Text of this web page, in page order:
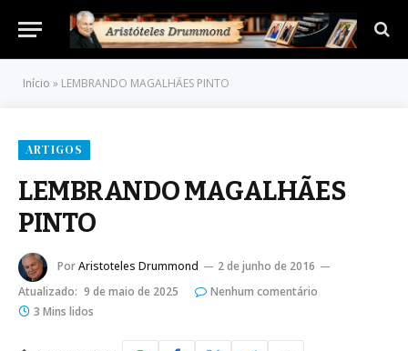
Início » LEMBRANDO MAGALHÃES PINTO
ARTIGOS
LEMBRANDO MAGALHÃES
PINTO
PorAristoteles Drummond
2 de junho de 2016
Atualizado: 9 de maio de 2025
Nenhum comentário
3 Mins lidos